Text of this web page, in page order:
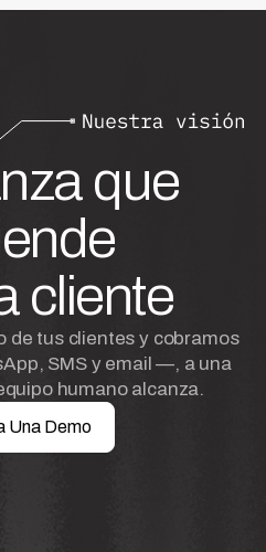
que
cliente
de tus clientes y cobramos
SMS y email —, a una
humano alcanza.
Una Demo